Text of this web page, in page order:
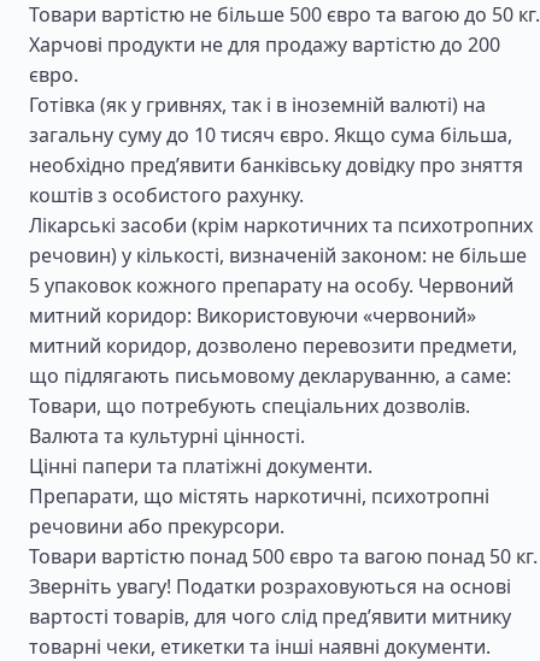
Товари вартістю не більше 500 євро та вагою до 50 кг.
Харчові продукти не для продажу вартістю до 200
євро.
Готівка (як у гривнях, так і в іноземній валюті) на
загальну суму до 10 тисяч євро. Якщо сума більша,
необхідно пред’явити банківську довідку про зняття
коштів з особистого рахунку.
Лікарські засоби (крім наркотичних та психотропних
речовин) у кількості, визначеній законом: не більше
5 упаковок кожного препарату на особу. Червоний
митний коридор: Використовуючи «червоний»
митний коридор, дозволено перевозити предмети,
що підлягають письмовому декларуванню, а саме:
Товари, що потребують спеціальних дозволів.
Валюта та культурні цінності.
Цінні папери та платіжні документи.
Препарати, що містять наркотичні, психотропні
речовини або прекурсори.
Товари вартістю понад 500 євро та вагою понад 50 кг.
Зверніть увагу! Податки розраховуються на основі
вартості товарів, для чого слід пред’явити митнику
товарні чеки, етикетки та інші наявні документи.